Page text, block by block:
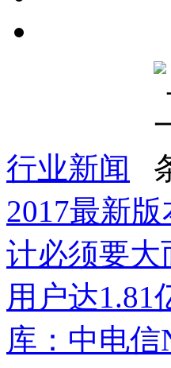
行业新闻
2017最新
计必须要大
用户达1.81
库：中电